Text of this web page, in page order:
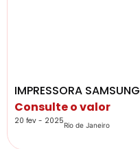
IMPRESSORA SAMSUNG
Consulte o valor
20 fev - 2025Rio de Janeiro